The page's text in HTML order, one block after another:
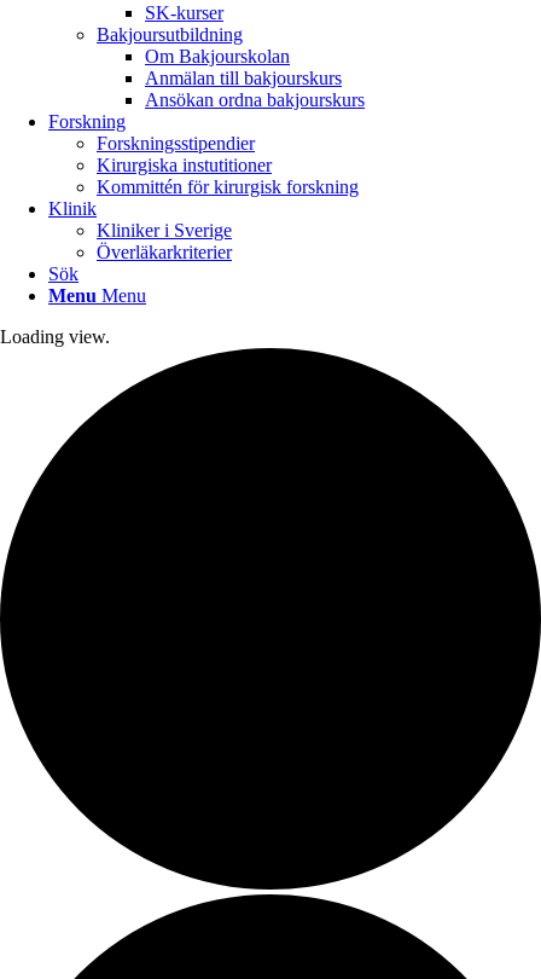
SK-kurser
Bakjoursutbildning
Om Bakjourskolan
Anmälan till bakjourskurs
Ansökan ordna bakjourskurs
Forskning
Forskningsstipendier
Kirurgiska instutitioner
Kommittén för kirurgisk forskning
Klinik
Kliniker i Sverige
Överläkarkriterier
Sök
Menu Menu
Loading view.